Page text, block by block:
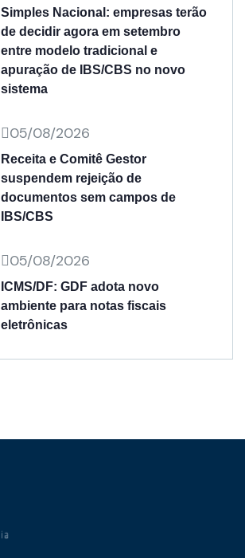
Simples Nacional: empresas terão
de decidir agora em setembro
entre modelo tradicional e
apuração de IBS/CBS no novo
sistema
05/08/2026
Receita e Comitê Gestor
suspendem rejeição de
documentos sem campos de
IBS/CBS
05/08/2026
ICMS/DF: GDF adota novo
ambiente para notas fiscais
eletrônicas